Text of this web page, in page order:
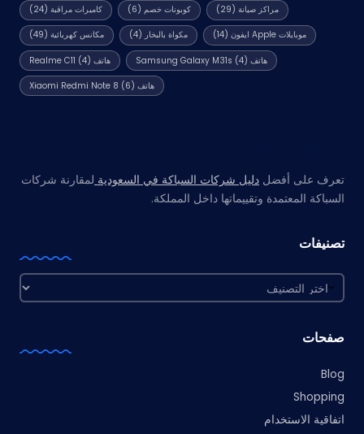
كاميرات مراقبة(24) كوبونات خصم (6) مراكز صيانة (29)
مكانس كهربائية(49) مكواة بالبخار (4) موبايلات Apple ايفون (14)
هاتف Realme C11 (4) هاتف Samsung Galaxy M31s (4)
هاتف Xiaomi Redmi Note 8 (6)
تعرف على أفضل دليل شركات السباكة في السعودية لمقارنة شركات
السباكة المعتمدة وتقييماتها داخل المملكة.
تصنيفات
تصنيفات
صفحات
Blog
Shopping
اتفاقية الاستخدام